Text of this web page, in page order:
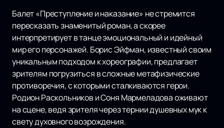
Балет «Преступление и наказание» не стремится
пересказать знаменитый роман, а скорее
интерпретирует в танце эмоциональный и идейный
мир его персонажей. Борис Эйфман, известный своим
уникальным подходом к хореографии, предлагает
зрителям погрузиться в сложные метафизические
противоречия, с которыми сталкиваются герои.
Родион Раскольников и Соня Мармеладова оживают
на сцене, ведя зрителя через тернии душевных мук к
свету духовного возрождения.